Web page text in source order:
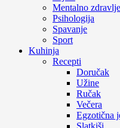
Mentalno zdravlje
Psihologija
Spavanje
Sport
Kuhinja
Recepti
Doručak
Užine
Ručak
Večera
Egzotična
Slatkiši